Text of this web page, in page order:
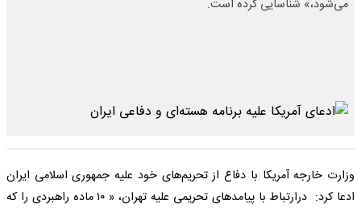
می‌شود،» شناسایی کرده است.
وزارت خارجه آمریکا با دفاع از تحریم‌های خود علیه جمهوری اسلامی ایران
ادعا کرد: درارتباط با پیامدهای تحریمی علیه تهران، « ۱۰ ماده راهبردی را که